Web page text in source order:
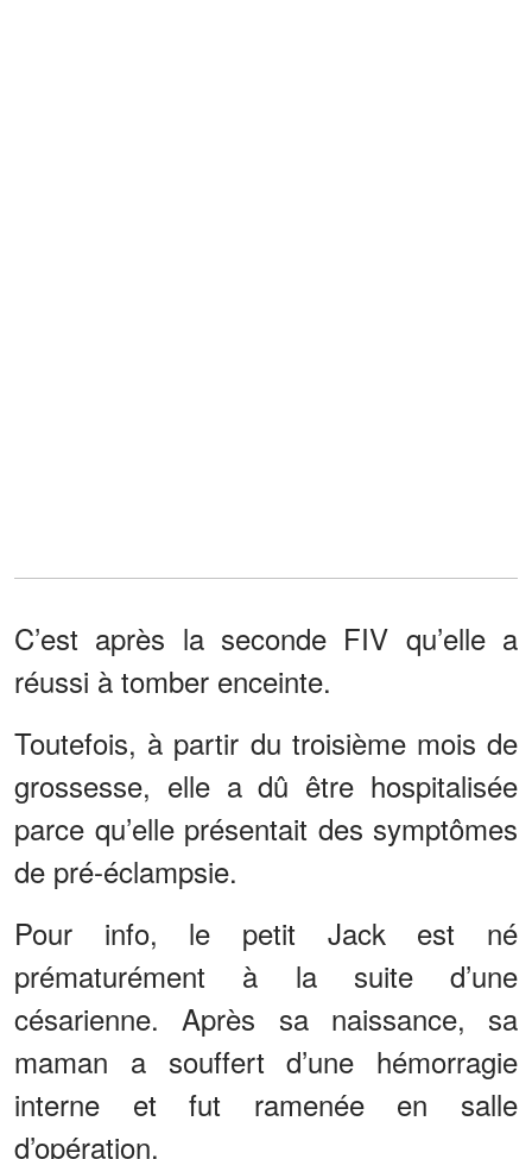
C’est après la seconde FIV qu’elle a
réussi à tomber enceinte.
Toutefois, à partir du troisième mois de
grossesse, elle a dû être hospitalisée
parce qu’elle présentait des symptômes
de pré-éclampsie.
Pour info, le petit Jack est né
prématurément à la suite d’une
césarienne. Après sa naissance, sa
maman a souffert d’une hémorragie
interne et fut ramenée en salle
d’opération.